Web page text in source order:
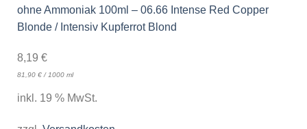
ohne Ammoniak 100ml – 06.66 Intense Red Copper
Blonde / Intensiv Kupferrot Blond
8,19 €
81,90 €/1000 ml
inkl. 19 % MwSt.